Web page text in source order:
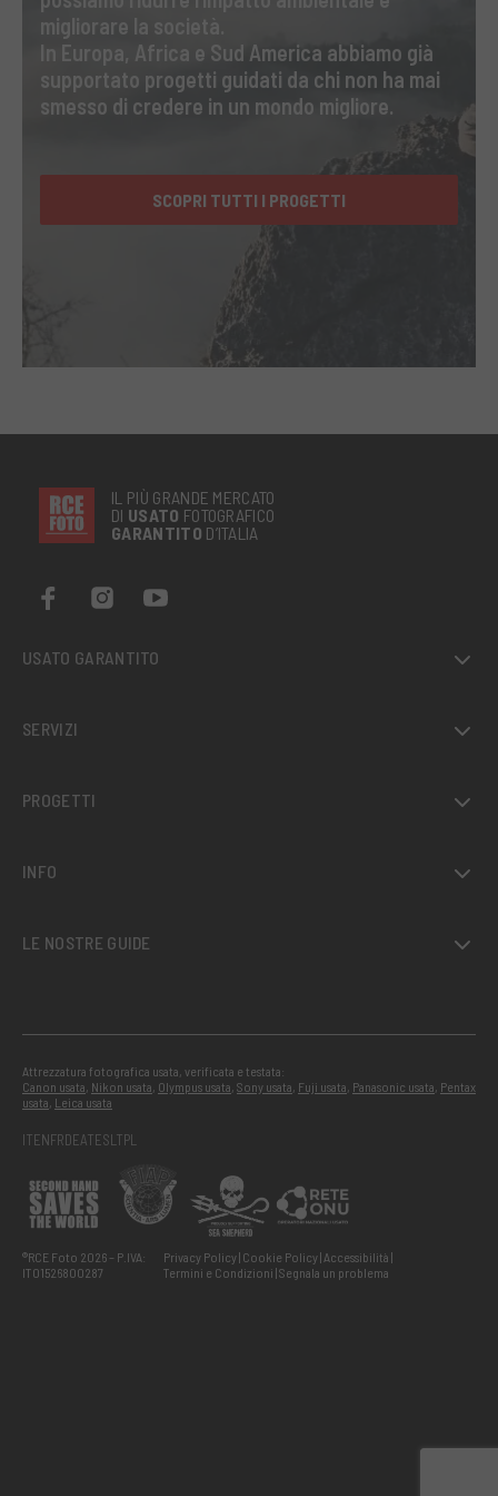
migliorare la società.
In Europa, Africa e Sud America abbiamo già
supportato progetti guidati da chi non ha mai
smesso di credere in un mondo migliore.
SCOPRI TUTTI I PROGETTI
IL PIÙ GRANDE MERCATO
DI USATO FOTOGRAFICO
GARANTITO D’ITALIA
USATO GARANTITO
SERVIZI
PROGETTI
INFO
LE NOSTRE GUIDE
Attrezzatura fotografica usata, verificata e testata:
Canon usata Nikon usata Olympus usata Sony usata Fuji usata Panasonic usata Pentax
usata Leica usata
ITENFRDEATESLTPL
®RCE Foto 2026 – P.IVA:
IT01526800287
Privacy Policy Cookie Policy Accessibilità
Termini e Condizioni Segnala un problema